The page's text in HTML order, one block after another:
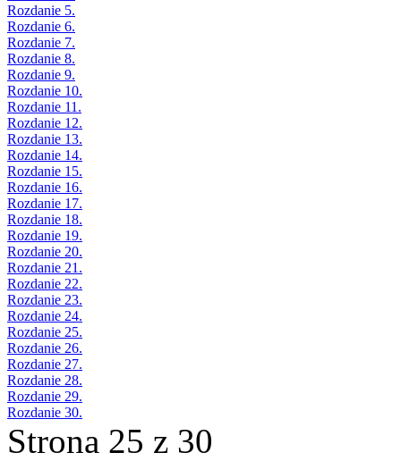
Rozdanie 5.
Rozdanie 6.
Rozdanie 7.
Rozdanie 8.
Rozdanie 9.
Rozdanie 10.
Rozdanie 11.
Rozdanie 12.
Rozdanie 13.
Rozdanie 14.
Rozdanie 15.
Rozdanie 16.
Rozdanie 17.
Rozdanie 18.
Rozdanie 19.
Rozdanie 20.
Rozdanie 21.
Rozdanie 22.
Rozdanie 23.
Rozdanie 24.
Rozdanie 25.
Rozdanie 26.
Rozdanie 27.
Rozdanie 28.
Rozdanie 29.
Rozdanie 30.
Strona 25 z 30